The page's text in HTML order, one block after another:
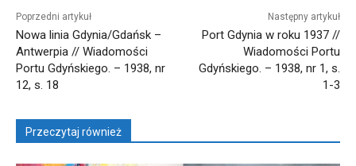
Poprzedni artykuł
Nowa linia Gdynia/Gdańsk –
Antwerpia // Wiadomości
Portu Gdyńskiego. – 1938, nr
12, s. 18
Następny artykuł
Port Gdynia w roku 1937 //
Wiadomości Portu
Gdyńskiego. – 1938, nr 1, s.
1-3
Przeczytaj również